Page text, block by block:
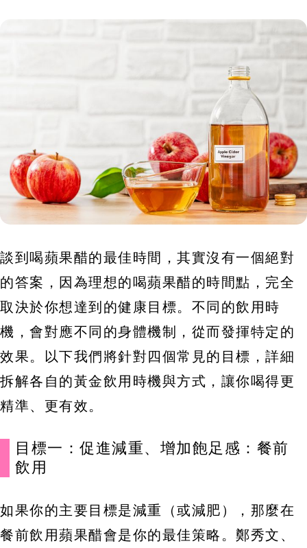
談到喝蘋果醋的最佳時間，其實沒有一個絕對
的答案，因為理想的喝蘋果醋的時間點，完全
取決於你想達到的健康目標。不同的飲用時
機，會對應不同的身體機制，從而發揮特定的
效果。以下我們將針對四個常見的目標，詳細
拆解各自的黃金飲用時機與方式，讓你喝得更
精準、更有效。
目標一：促進減重、增加飽足感：餐前
飲用
如果你的主要目標是減重（或減肥），那麼在
餐前飲用蘋果醋會是你的最佳策略。鄭秀文、